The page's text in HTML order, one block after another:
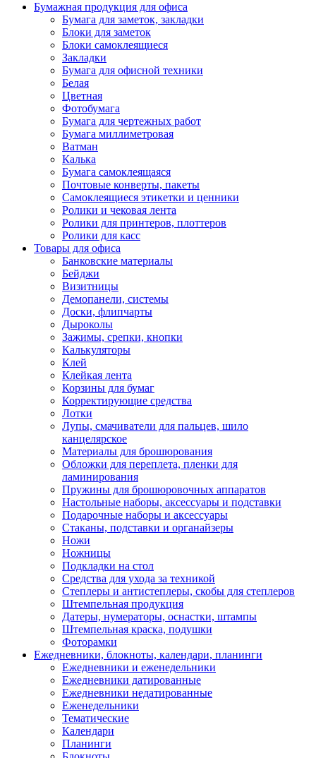
Бумажная продукция для офиса
Бумага для заметок, закладки
Блоки для заметок
Блоки самоклеящиеся
Закладки
Бумага для офисной техники
Белая
Цветная
Фотобумага
Бумага для чертежных работ
Бумага миллиметровая
Ватман
Калька
Бумага самоклеящаяся
Почтовые конверты, пакеты
Самоклеящиеся этикетки и ценники
Ролики и чековая лента
Ролики для принтеров, плоттеров
Ролики для касс
Товары для офиса
Банковские материалы
Бейджи
Визитницы
Демопанели, системы
Доски, флипчарты
Дыроколы
Зажимы, срепки, кнопки
Калькуляторы
Клей
Клейкая лента
Корзины для бумаг
Корректирующие средства
Лотки
Лупы, смачиватели для пальцев, шило
канцелярское
Материалы для брошюрования
Обложки для переплета, пленки для
ламинирования
Пружины для брошюровочных аппаратов
Настольные наборы, аксессуары и подставки
Подарочные наборы и аксессуары
Стаканы, подставки и органайзеры
Ножи
Ножницы
Подкладки на стол
Средства для ухода за техникой
Степлеры и антистеплеры, скобы для степлеров
Штемпельная продукция
Датеры, нумераторы, оснастки, штампы
Штемпельная краска, подушки
Фоторамки
Ежедневники, блокноты, календари, планинги
Ежедневники и еженедельники
Ежедневники датированные
Ежедневники недатированные
Еженедельники
Тематические
Календари
Планинги